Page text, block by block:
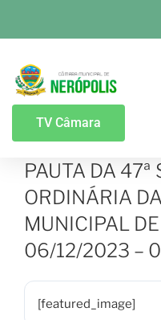
TV Câmara
PAUTA DA 47ª
ORDINÁRIA
MUNICIPAL
06/12/2023 –
[featured_image]